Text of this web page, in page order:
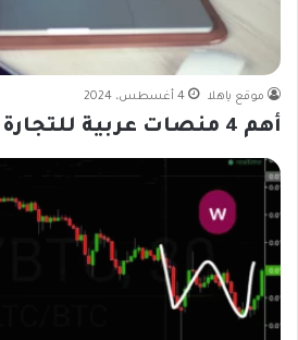
موقع ياهلا 4 أغسطس، 2024
أهم 4 منصات عربية للتجارة الالكترونية